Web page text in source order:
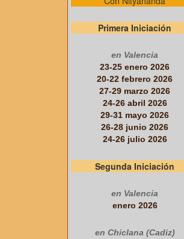
Primera Iniciación
en Valencia
23-25 enero 2026
20-22 febrero 2026
27-29 marzo 2026
24-26 abril 2026
29-31 mayo 2026
26-28 junio 2026
24-26 julio 2026
Segunda Iniciación
en Valencia
enero 2026
en Chiclana (Cadiz)